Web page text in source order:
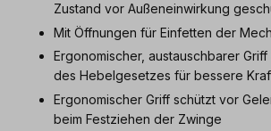
Zustand vor Außeneinwirkung
Mit Öffnungen für Einfetten der
Ergonomischer, austauschbarer
des Hebelgesetzes für bessere
Ergonomischer Griff schützt vor
beim Festziehen der Zwinge